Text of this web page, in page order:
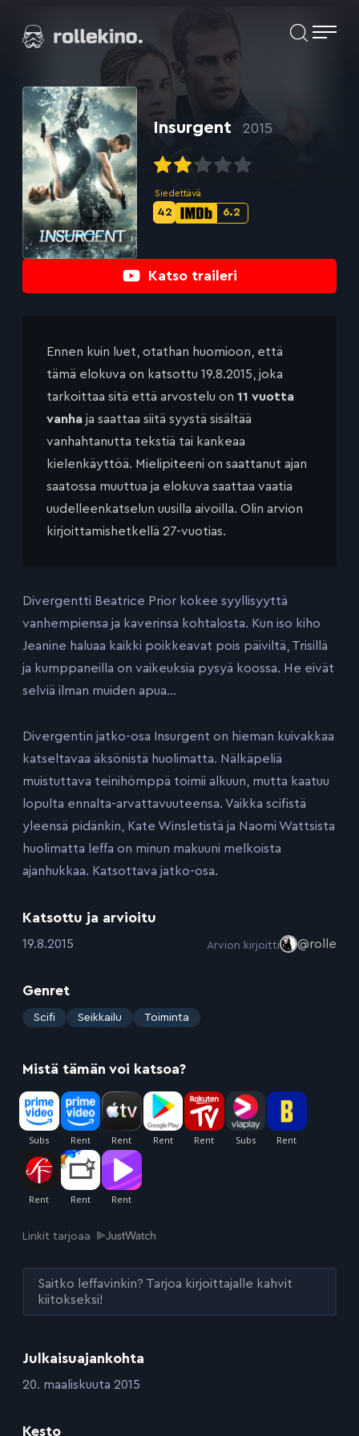
suoraan
Elokuvat ja elokuva-arviot | Rollekino.fi
jälkeen.
Katso traileri
Insurgent 2015
Siedettävä
IMDb-
6.2
Metascore-
42
Julkaisuajankohta
:20. maaliskuuta 2015
Kesto
Ennen kuin luet, otathan huomioon, että
tämä elokuva on katsottu 19.8.2015, joka
tarkoittaa sitä että arvostelu on 11 vuotta
vanha ja saattaa siitä syystä sisältää
vanhahtanutta tekstiä tai kankeaa
kielenkäyttöä. Mielipiteeni on saattanut ajan
saatossa muuttua ja elokuva saattaa vaatia
uudelleenkatselun uusilla aivoilla. Olin arvion
kirjoittamishetkellä 27-vuotias.
Divergentti Beatrice Prior kokee syyllisyyttä
vanhempiensa ja kaverinsa kohtalosta. Kun iso kiho
Jeanine haluaa kaikki poikkeavat pois päiviltä, Trisillä
ja kumppaneilla on vaikeuksia pysyä koossa. He eivät
selviä ilman muiden apua…
Divergentin jatko-osa Insurgent on hieman kuivakkaa
katseltavaa äksönistä huolimatta. Nälkäpeliä
muistuttava teinihömppä toimii alkuun, mutta kaatuu
lopulta ennalta-arvattavuuteensa. Vaikka scifistä
yleensä pidänkin, Kate Winsletistä ja Naomi Wattsista
huolimatta leffa on minun makuuni melkoista
ajanhukkaa. Katsottava jatko-osa.
Katsottu ja arvioitu
:19.8.2015 Arvion kirjoitti @rolle
Genret
: Scifi Seikkailu Toiminta
Mistä tämän voi katsoa?
Linkit tarjoaa
Saitko leffavinkin? Tarjoa kirjoittajalle kahvit
kiitokseksi!